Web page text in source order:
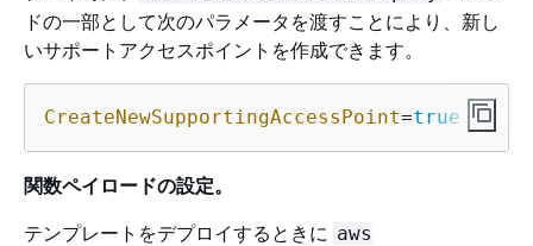
ドの一部として次のパラメータを渡すことにより、新し
いサポートアクセスポイントを作成できます。
CreateNewSupportingAccessPoint=true
関数ペイロードの設定。
テンプレートをデプロイするときに aws